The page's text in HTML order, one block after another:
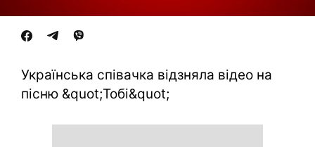
Українська співачка відзняла відео на
пісню &quot;Тобі&quot;